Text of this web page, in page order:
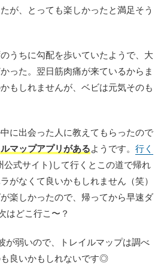
が、とっても楽しかったと満足そう
うちに勾配を歩いていたようで、大
った。翌日筋肉痛が来ているからま
もしれませんが、ベビは元気そのも
に出会った人に教えてもらったので
マップアプリがあるようです。 行く
公式サイト)して行くとこの道で帰れ
がなくて良いかもしれません（笑）
楽しかったので、帰ってから早速ダ
はどこ行こ〜？
が弱いので、トレイルマップは調べ
良いかもしれないです◎